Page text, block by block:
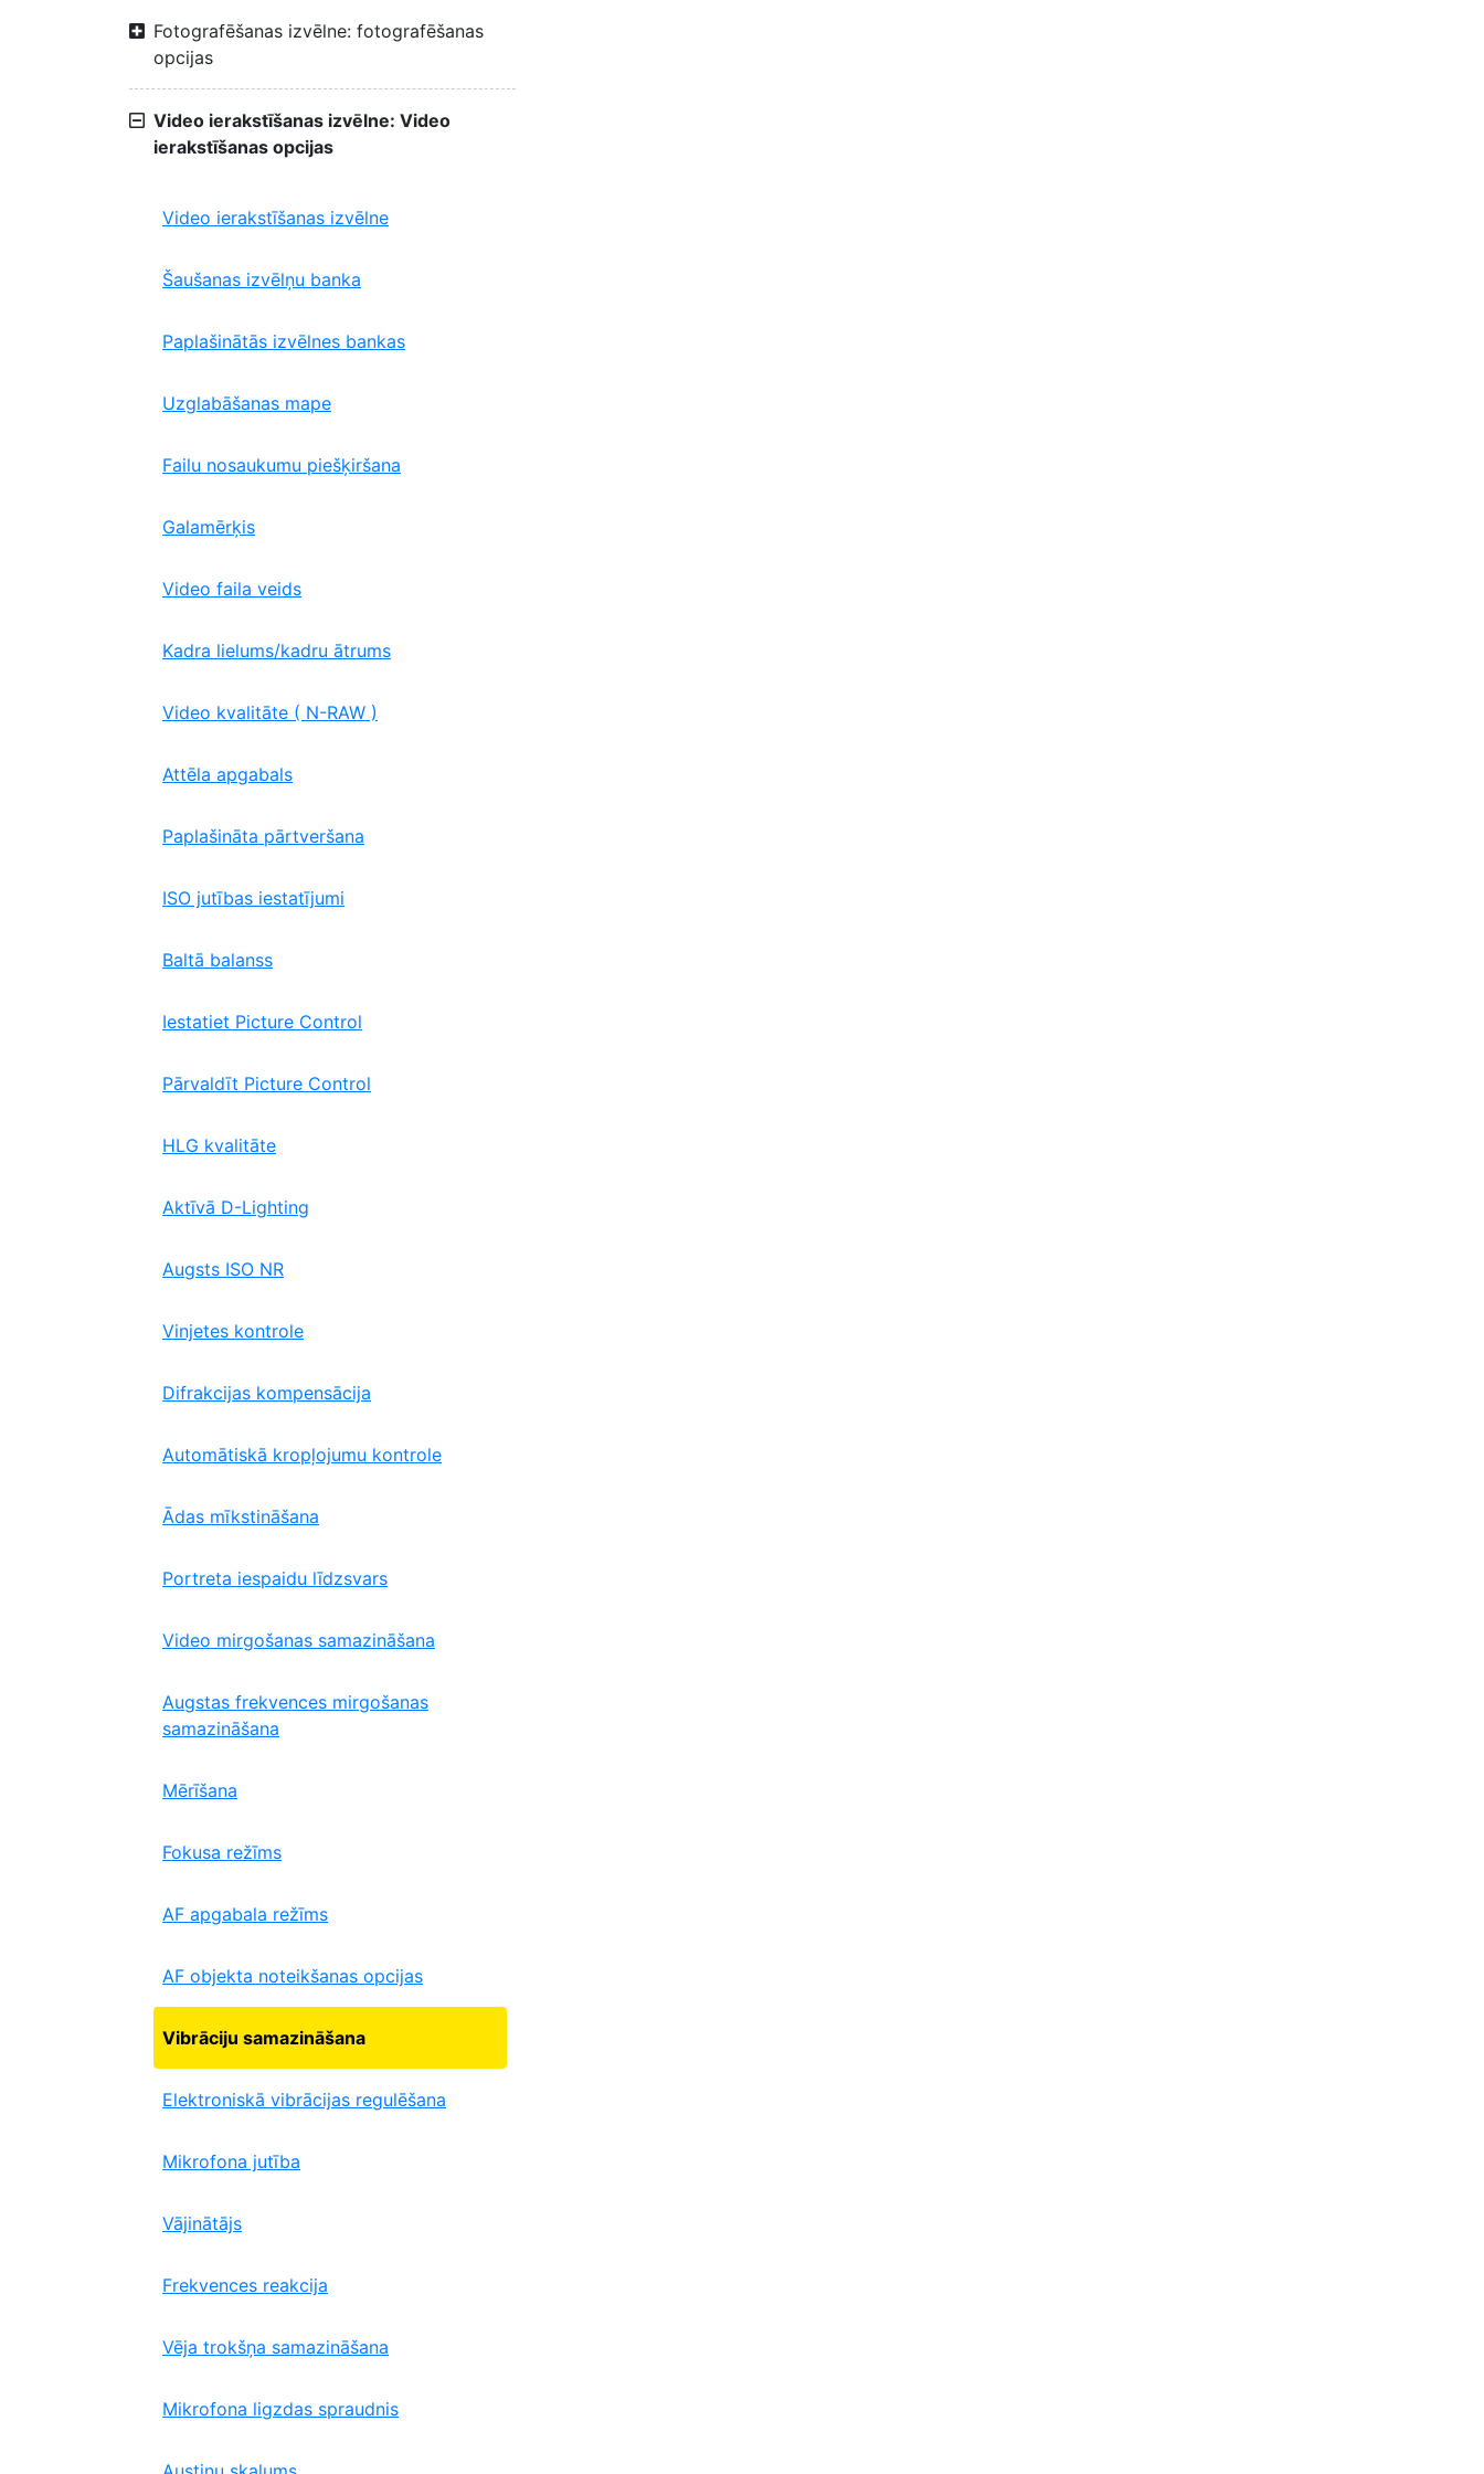
Fotografēšanas izvēlne: fotografēšanas
opcijas
Video ierakstīšanas izvēlne: Video
ierakstīšanas opcijas
Video ierakstīšanas izvēlne
Šaušanas izvēlņu banka
Paplašinātās izvēlnes bankas
Uzglabāšanas mape
Failu nosaukumu piešķiršana
Galamērķis
Video faila veids
Kadra lielums/kadru ātrums
Video kvalitāte ( N-RAW )
Attēla apgabals
Paplašināta pārtveršana
ISO jutības iestatījumi
Baltā balanss
Iestatiet Picture Control
Pārvaldīt Picture Control
HLG kvalitāte
Aktīvā D-Lighting
Augsts ISO NR
Vinjetes kontrole
Difrakcijas kompensācija
Automātiskā kropļojumu kontrole
Ādas mīkstināšana
Portreta iespaidu līdzsvars
Video mirgošanas samazināšana
Augstas frekvences mirgošanas
samazināšana
Mērīšana
Fokusa režīms
AF apgabala režīms
AF objekta noteikšanas opcijas
Vibrāciju samazināšana
Elektroniskā vibrācijas regulēšana
Mikrofona jutība
Vājinātājs
Frekvences reakcija
Vēja trokšņa samazināšana
Mikrofona ligzdas spraudnis